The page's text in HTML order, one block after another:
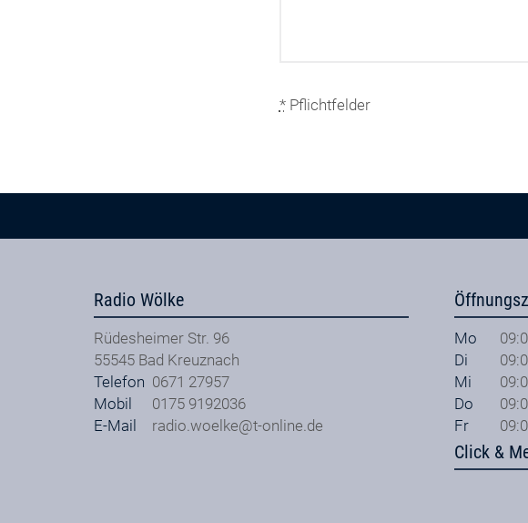
*Pflichtfelder
Radio Wölke
Rüdesheimer Str. 96
55545 Bad Kreuznach
Telefon 0671 27957
Mobil
0175 9192036
E-Mail
radio.woelke@t-online.de
Mo
Di
Mi
Do
Fr
Click &